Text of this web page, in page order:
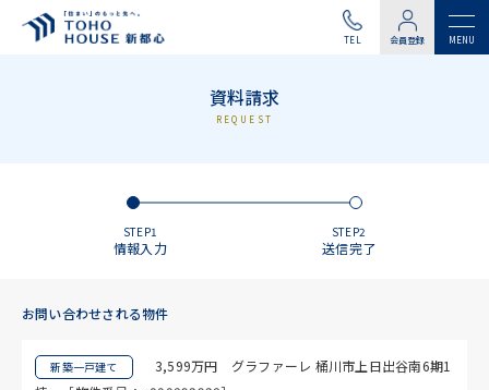
TEL 会員登録
資料請求
REQUEST
STEP1
情報入力
STEP2
送信完了
お問い合わせされる物件
新築一戸建て
3,599万円 グラファーレ 桶川市上日出谷南6期1